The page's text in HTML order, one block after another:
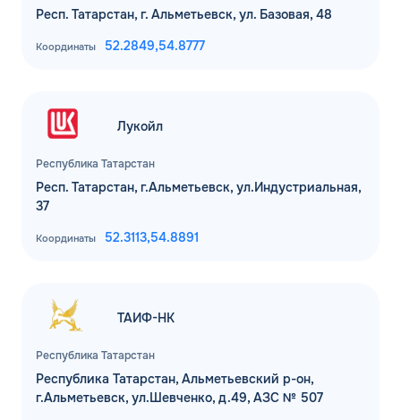
Респ. Татарстан, г. Альметьевск, ул. Базовая, 48
Координаты 52.2849,54.8777
Республика Татарстан
Лукойл
Респ. Татарстан, г.Альметьевск, ул.Индустриальная,
37
Координаты 52.3113,54.8891
Республика Татарстан
ТАИФ-НК
Республика Татарстан, Альметьевский р-он,
г.Альметьевск, ул.Шевченко, д.49, АЗС № 507